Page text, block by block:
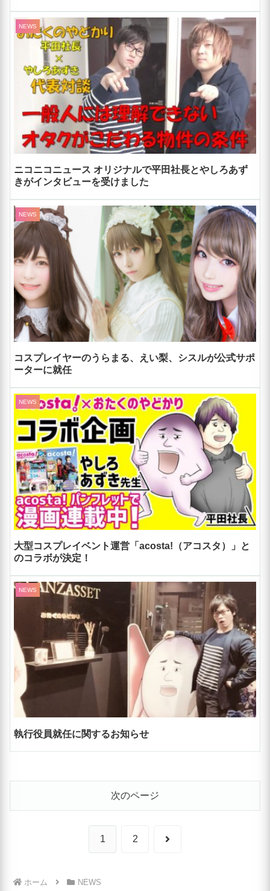
NEWS
ニコニコニュース オリジナルで平田社長とやしろあず
きがインタビューを受けました
NEWS
コスプレイヤーのうらまる、えい梨、シスルが公式サポ
ーターに就任
NEWS
大型コスプレイベント運営「acosta!（アコスタ）」と
のコラボが決定！
NEWS
執行役員就任に関するお知らせ
次のページ
1 2 次
ホーム NEWS